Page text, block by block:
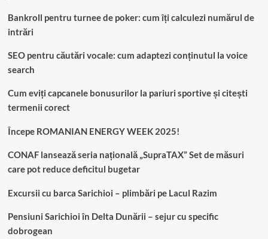
Bankroll pentru turnee de poker: cum îți calculezi numărul de
intrări
SEO pentru căutări vocale: cum adaptezi conținutul la voice
search
Cum eviți capcanele bonusurilor la pariuri sportive și citești
termenii corect
Începe ROMANIAN ENERGY WEEK 2025!
CONAF lansează seria națională „SupraTAX” Set de măsuri
care pot reduce deficitul bugetar
Excursii cu barca Sarichioi – plimbări pe Lacul Razim
Pensiuni Sarichioi în Delta Dunării – sejur cu specific
dobrogean